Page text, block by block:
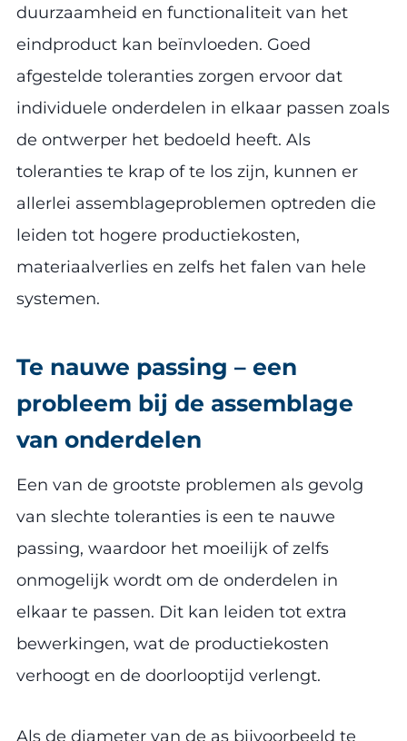
duurzaamheid en functionaliteit van het
eindproduct kan beïnvloeden. Goed
afgestelde toleranties zorgen ervoor dat
individuele onderdelen in elkaar passen zoals
de ontwerper het bedoeld heeft. Als
toleranties te krap of te los zijn, kunnen er
allerlei assemblageproblemen optreden die
leiden tot hogere productiekosten,
materiaalverlies en zelfs het falen van hele
systemen.
Te nauwe passing – een
probleem bij de assemblage
van onderdelen
Een van de grootste problemen als gevolg
van slechte toleranties is een te nauwe
passing, waardoor het moeilijk of zelfs
onmogelijk wordt om de onderdelen in
elkaar te passen. Dit kan leiden tot extra
bewerkingen, wat de productiekosten
verhoogt en de doorlooptijd verlengt.
Als de diameter van de as bijvoorbeeld te